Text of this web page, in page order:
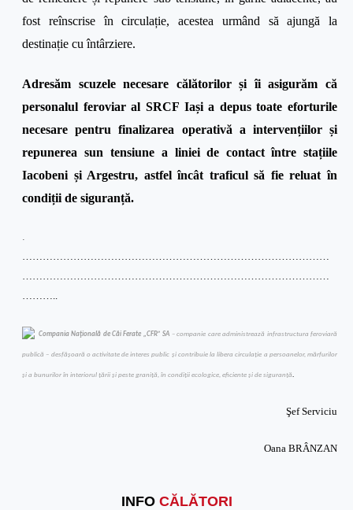
INFO CĂLĂTORI
fost reînscrise în circulație, acestea urmând să ajungă la
destinație cu întârziere.
Adresăm scuzele necesare călătorilor și îi asigurăm că
personalul feroviar al SRCF Iași a depus toate eforturile
necesare pentru finalizarea operativă a intervențiilor și
repunerea sun tensiune a liniei de contact între stațiile
Iacobeni și Argestru, astfel încât traficul să fie reluat în
condiții de siguranță.
.
………………………………………………………………………………
………………………………………………………………………………
………..
Compania Naţională de Căi Ferate „CFR” SA – companie care administrează infrastructura feroviară
publică – desfăşoară o activitate de interes public şi contribuie la libera circulaţie a persoanelor, mărfurilor
şi a bunurilor în interiorul ţării şi peste graniţă, în condiţii ecologice, eficiente şi de siguranţă.
Şef Serviciu
Oana BRÂNZAN